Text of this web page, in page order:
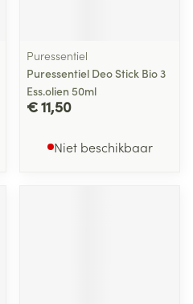
Puressentiel
Puressentiel Deo Stick Bio 3
Ess.olien 50ml
€ 11,50
Niet beschikbaar